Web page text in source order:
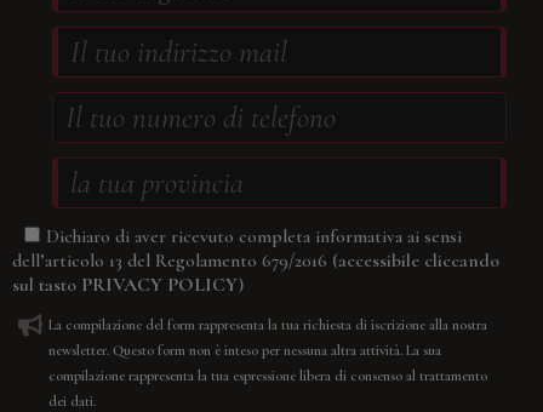
Dichiaro di aver ricevuto completa informativa ai sensi
dell’articolo 13 del Regolamento 679/2016 (accessibile cliccando
sul tasto PRIVACY POLICY)
La compilazione del form rappresenta la tua richiesta di iscrizione alla nostra
newsletter. Questo form non è inteso per nessuna altra attività. La sua
compilazione rappresenta la tua espressione libera di consenso al trattamento
dei dati.